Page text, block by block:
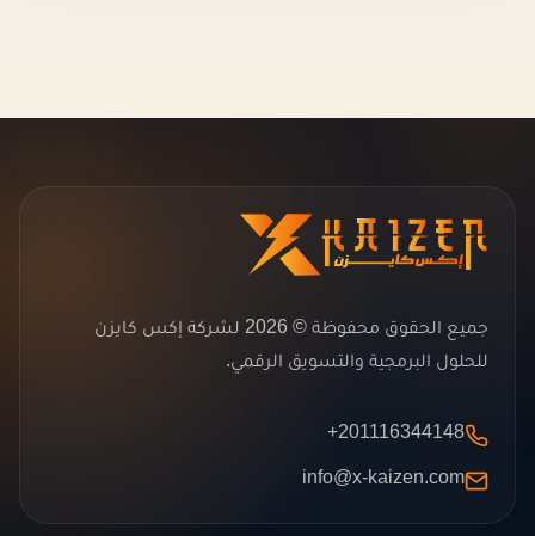
جميع الحقوق محفوظة © 2026 لشركة إكس كايزن
للحلول البرمجية والتسويق الرقمي.
+201116344148
info@x-kaizen.com